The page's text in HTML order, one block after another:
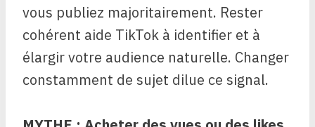
vous publiez majoritairement. Rester
cohérent aide TikTok à identifier et à
élargir votre audience naturelle. Changer
constamment de sujet dilue ce signal.